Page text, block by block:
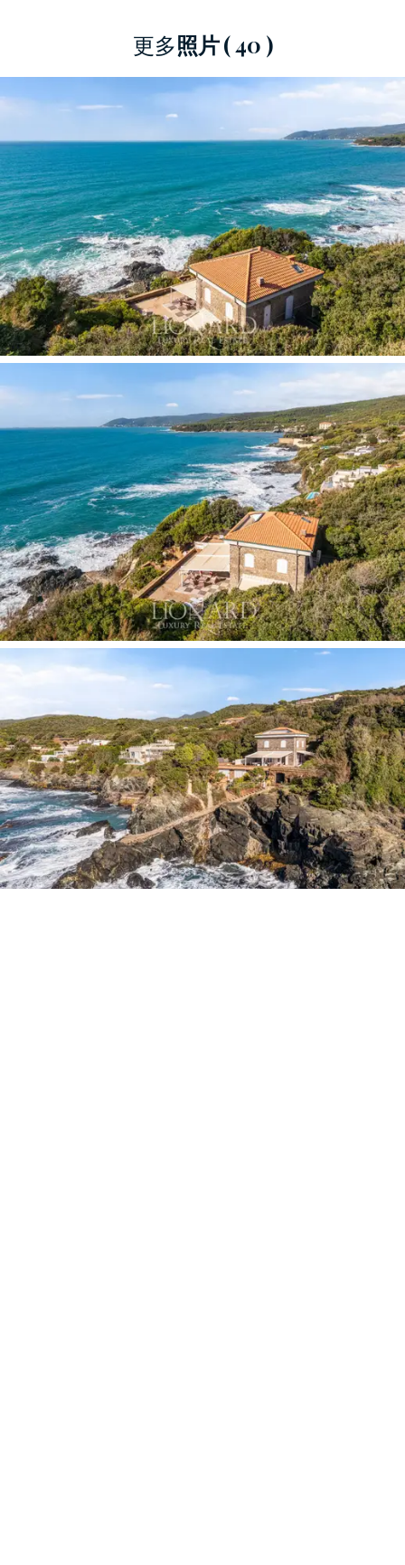
到這壯麗的海景，落地窗巧妙地將室內外空間融
起居室設有一個寬敞 明亮的廚房
通戶外露台，營造出室內外空間的自然過渡，使
其成為四季皆宜的戶外生活場所。三間臥室和兩
間浴室 完善了室內佈局，在優雅風格中兼顧了舒
別墅外，一個迷人、維護良好的私人花園映入眼
簾，俯瞰著環繞別墅的大海，營造出寧靜祥和的
氛圍。亮點在於壯麗的全景露台，部分區域設有
遮陽棚，並配備了齊全的設施，宛如一個露天起
居室，設有戶外用餐區、面向大海的休息區和休
閒區，您可以在這裡聆聽海浪聲，感受海風的氣
息。從這裡望去，視野延伸至地平線，與第勒尼
安海的湛藍交相輝映。
這棟別墅的一大亮點在於其
直通大海的通道，一
石階緩緩延伸至水邊，讓您充分體驗到
別墅的海洋氣息。別墅周圍環繞著700平方公尺的
，花園內點綴著一片小樹林，營造出寧靜私
密的氛圍。地中海植被，高大的樹木、灌木和芬
芳的樹籬交錯生長，形成一道天然屏障，既保護
了別墅，又使其與海景和諧相融。
這套位於卡斯蒂廖內洛的海濱公寓正在出售，它
坐落於一處迷人而尊貴的莊園內，是那些想要在
海邊享受專屬休憩之所的人的完美選擇，舒適、
光線和美景完美融合在絕對美麗的環境中。
更多照片( 40 )